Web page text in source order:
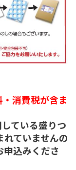
消費税が含ま
ている盛りつ
ていませんの
込みくださ